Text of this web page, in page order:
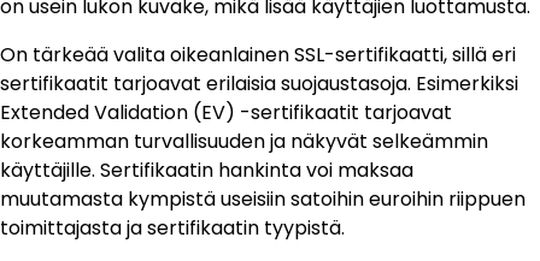
on usein lukon kuvake, mikä lisää käyttäjien luottamusta.
On tärkeää valita oikeanlainen SSL-sertifikaatti, sillä eri
sertifikaatit tarjoavat erilaisia suojaustasoja. Esimerkiksi
Extended Validation (EV) -sertifikaatit tarjoavat
korkeamman turvallisuuden ja näkyvät selkeämmin
käyttäjille. Sertifikaatin hankinta voi maksaa
muutamasta kympistä useisiin satoihin euroihin riippuen
toimittajasta ja sertifikaatin tyypistä.